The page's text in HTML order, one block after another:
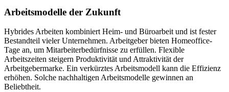
Arbeitsmodelle der Zukunft
Hybrides Arbeiten kombiniert Heim- und Büroarbeit und ist fester
Bestandteil vieler Unternehmen. Arbeitgeber bieten Homeoffice-
Tage an, um Mitarbeiterbedürfnisse zu erfüllen. Flexible
Arbeitszeiten steigern Produktivität und Attraktivität der
Arbeitgebermarke. Ein verkürztes Arbeitsmodell kann die Effizienz
erhöhen. Solche nachhaltigen Arbeitsmodelle gewinnen an
Beliebtheit.